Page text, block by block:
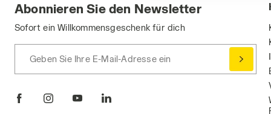
Abonnieren Sie den Newsletter
Sofort ein Willkommensgeschenk für dich
Geben Sie Ihre E-Mail-Adresse ein